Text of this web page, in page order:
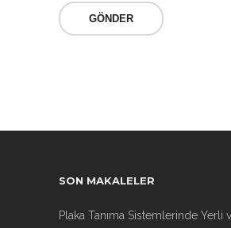
SON MAKALELER
Plaka Tanıma Sistemlerinde Yerli